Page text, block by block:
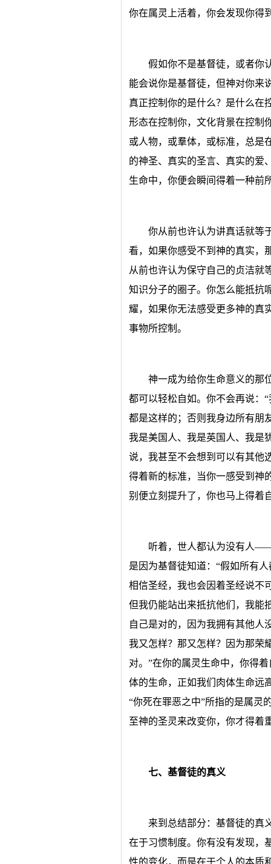
你在属灵上活着，你会发现你得
假如你不是基督徒，或者你
能会说你是基督徒，但神对你来
真正控制你的是什么？是什么在
形态在控制你，文化背景在控制
或人物，或羣体，或标准，总是
的神圣、真实的圣言、真实的爱
生命中，你便会瞬间得着一种前
你从前也许认为讲真话就等
看，如果你感受不到神的真实，
从前也许认为保守自己的贞洁就
知识分子的圈子。你怎么能抵抗
耀，如果你无法感受更多神的真
事物所控制。
神一成为给你生命意义的那
都可以轻松自如。你不会再说：
都是这样的；否则我身边所有朋
我是美国人、我是英国人、我是
说，我甚至不会想到可以有其他
得着新的标准，当你一感受到神
别便立刻提升了，你也马上得着
听着，世人都认为没有人
是因为基督徒知道：“假如所有
相信圣经，我也会因着圣经说不
但我仍能站出来抵抗他们，我能
自己是对的，因为我拥有其他人
我又怎样？那又怎样？因为那荣
对。”在你的属灵生命中，你得
体的生命，正如我们肉体生命远
“你死在罪恶之中”所指的是属灵
至神的圣灵来改变你，你才得着
七、基督徒的真义
来到总结部分：基督徒的真
在于习惯制度。你有没有发现，
性的变化，而是在于个人的本质